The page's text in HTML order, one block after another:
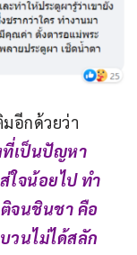
อีกด้วยว่า
ที่เป็นปัญหา
ใจน้อยไป ทำ
จนชินชา คือ
วนไม่ได้สลัก